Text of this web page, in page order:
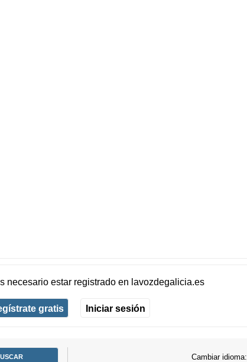
necesario estar registradoen lavozdegalicia.es
gratis Iniciar sesión
Cambiar idioma: